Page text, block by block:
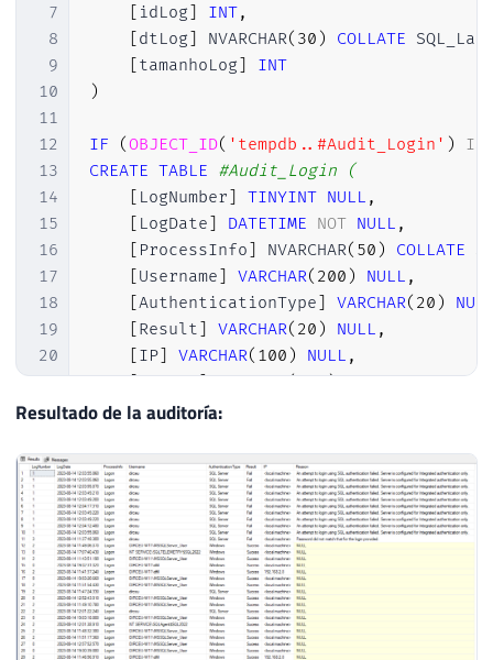
7
8
9
10
11
12
13
14
15
16
17
18
19
20
21
22
24
25
26
27
28
29
30
31
[ idLog] INT,
[dtLog] NVARCHAR( 30 ) COLLATE
[tamanhoLog]
INT
)
IF (OBJECT_ID( 'tempdb..#Audit_Login' )
IS
CREATE TABLE #Audit_Login (
[ LogNumber] TINYINT NULL ,
[ LogDate] DATETIME NOT NULL ,
[ ProcessInfo] NVARCHAR( 50 ) COLLATE
[Username] VARCHAR( 200 ) NULL ,
[AuthenticationType] VARCHAR( 20 )
[Result] VARCHAR( 20 ) NULL ,
[IP] VARCHAR( 100 ) NULL ,
[Reason] VARCHAR(500) NULL,
[Text] NVARCHAR
IF OBJECT_ID('dbo.Login_Audit') IS NULL
BEGIN
-- DROP TABLE [dbo].[Login_Audit]
CREATE
TABLE [dbo].
(
Resultado de la auditoría: